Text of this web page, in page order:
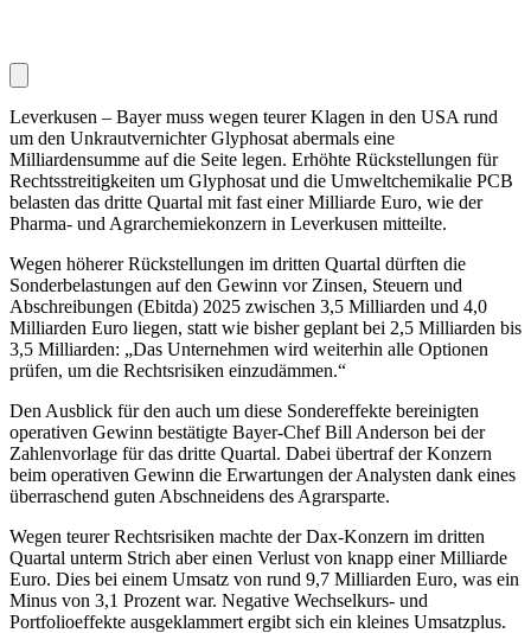
Leverkusen – Bayer muss wegen teurer Klagen in den USA rund
um den Unkrautvernichter Glyphosat abermals eine
Milliardensumme auf die Seite legen. Erhöhte Rückstellungen für
Rechtsstreitigkeiten um Glyphosat und die Umweltchemikalie PCB
belasten das dritte Quartal mit fast einer Milliarde Euro, wie der
Pharma- und Agrarchemiekonzern in Leverkusen mitteilte.
Wegen höherer Rückstellungen im dritten Quartal dürften die
Sonderbelastungen auf den Gewinn vor Zinsen, Steuern und
Abschreibungen (Ebitda) 2025 zwischen 3,5 Milliarden und 4,0
Milliarden Euro liegen, statt wie bisher geplant bei 2,5 Milliarden bis
3,5 Milliarden: „Das Unternehmen wird weiterhin alle Optionen
prüfen, um die Rechtsrisiken einzudämmen.“
Den Ausblick für den auch um diese Sondereffekte bereinigten
operativen Gewinn bestätigte Bayer-Chef Bill Anderson bei der
Zahlenvorlage für das dritte Quartal. Dabei übertraf der Konzern
beim operativen Gewinn die Erwartungen der Analysten dank eines
überraschend guten Abschneidens des Agrarsparte.
Wegen teurer Rechtsrisiken machte der Dax-Konzern im dritten
Quartal unterm Strich aber einen Verlust von knapp einer Milliarde
Euro. Dies bei einem Umsatz von rund 9,7 Milliarden Euro, was ein
Minus von 3,1 Prozent war. Negative Wechselkurs- und
Portfolioeffekte ausgeklammert ergibt sich ein kleines Umsatzplus.